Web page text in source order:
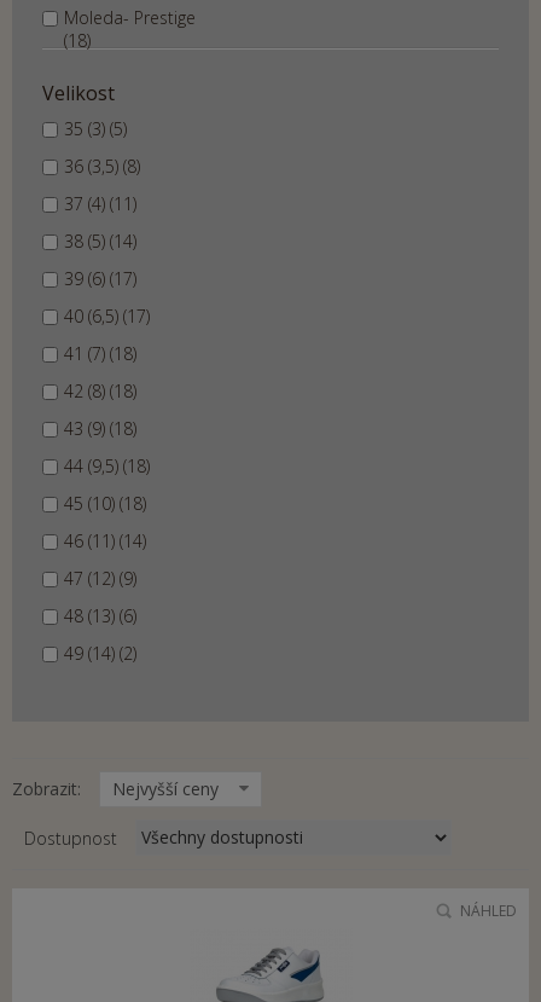
Moleda- Prestige
(18)
Velikost
35 (3) (5)
36 (3,5) (8)
37 (4) (11)
38 (5) (14)
39 (6) (17)
40 (6,5) (17)
41 (7) (18)
42 (8) (18)
43 (9) (18)
44 (9,5) (18)
45 (10) (18)
46 (11) (14)
47 (12) (9)
48 (13) (6)
49 (14) (2)
Zobrazit: Nejvyšší ceny
Dostupnost
NÁHLED